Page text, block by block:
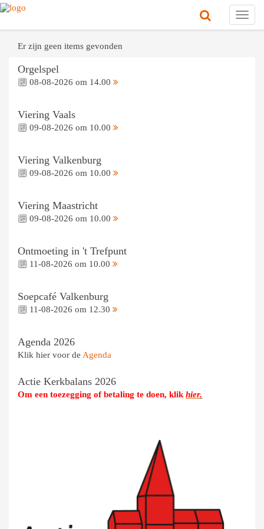
Er zijn geen items gevonden
Orgelspel
08-08-2026 om 14.00
Viering Vaals
09-08-2026 om 10.00
Viering Valkenburg
09-08-2026 om 10.00
Viering Maastricht
09-08-2026 om 10.00
Ontmoeting in 't Trefpunt
11-08-2026 om 10.00
Soepcafé Valkenburg
11-08-2026 om 12.30
Agenda 2026
Klik hier voor de Agenda
Actie Kerkbalans 2026
Om een toezegging of betaling te doen, klik hier.